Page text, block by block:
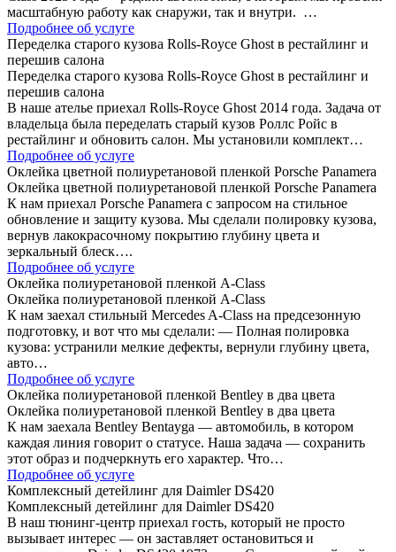
масштабную работу как снаружи, так и внутри. …
Подробнее об услуге
Переделка старого кузова Rolls-Royce Ghost в рестайлинг и
перешив салона
Переделка старого кузова Rolls-Royce Ghost в рестайлинг и
перешив салона
В наше ателье приехал Rolls-Royce Ghost 2014 года. Задача от
владельца была переделать старый кузов Роллс Ройс в
рестайлинг и обновить салон. Мы установили комплект…
Подробнее об услуге
Оклейка цветной полиуретановой пленкой Porsche Panamera
Оклейка цветной полиуретановой пленкой Porsche Panamera
К нам приехал Porsche Panamera с запросом на стильное
обновление и защиту кузова. Мы сделали полировку кузова,
вернув лакокрасочному покрытию глубину цвета и
зеркальный блеск….
Подробнее об услуге
Оклейка полиуретановой пленкой A-Class
Оклейка полиуретановой пленкой A-Class
К нам заехал стильный Mercedes A-Class на предсезонную
подготовку, и вот что мы сделали: — Полная полировка
кузова: устранили мелкие дефекты, вернули глубину цвета,
авто…
Подробнее об услуге
Оклейка полиуретановой пленкой Bentley в два цвета
Оклейка полиуретановой пленкой Bentley в два цвета
К нам заехала Bentley Bentayga — автомобиль, в котором
каждая линия говорит о статусе. Наша задача — сохранить
этот образ и подчеркнуть его характер. Что…
Подробнее об услуге
Комплексный детейлинг для Daimler DS420
Комплексный детейлинг для Daimler DS420
В наш тюнинг-центр приехал гость, который не просто
вызывает интерес — он заставляет остановиться и